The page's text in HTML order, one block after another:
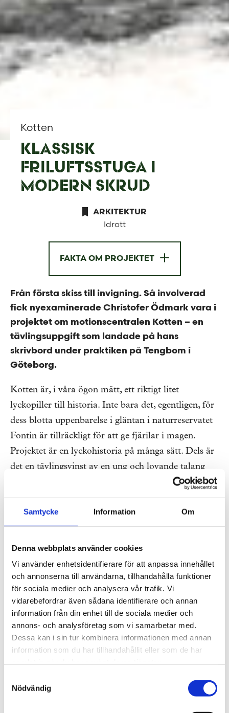
Samtycke Information Om
Denna webbplats använder cookies
Vi använder enhetsidentifierare för att anpassa innehållet
och annonserna till användarna, tillhandahålla funktioner
för sociala medier och analysera vår trafik. Vi
vidarebefordrar även sådana identifierare och annan
information från din enhet till de sociala medier och
annons- och analysföretag som vi samarbetar med.
Dessa kan i sin tur kombinera informationen med annan
information som du har tillhandahållit eller som de har
Nödvändig
Kotten
KLASSISK
FRILUFTSSTUGA I
MODERN SKRUD
ARKITEKTUR
Idrott
FAKTA OM PROJEKTET
Från första skiss till invigning. Så involverad
fick nyexaminerade Christofer Ödmark vara i
projektet om motionscentralen Kotten – en
tävlingsuppgift som landade på hans
skrivbord under praktiken på Tengbom i
Göteborg.
Kotten är, i våra ögon mätt, ett riktigt litet
lyckopiller till historia. Inte bara det, egentligen, för
dess blotta uppenbarelse i gläntan i naturreservatet
Fontin är tillräckligt för att ge fjärilar i magen.
Projektet är en lyckohistoria på många sätt. Dels är
det en tävlingsvinst av en ung och lovande talang
hos oss som heter Christofer Ödmark, sedan har
projektet gjort viral succé internationellt och fått
enorm spridning. Igen, med våra mått mätt.